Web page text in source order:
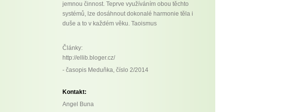
jemnou činnost. Teprve využíváním obou těchto
systémů, lze dosáhnout dokonalé harmonie těla i
duše a to v každém věku. Taoismus
Články:
http://ellib.bloger.cz/
- časopis Meduňka, číslo 2/2014
Kontakt:
Angel Buna